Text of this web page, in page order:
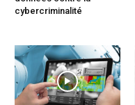
cybercriminalité